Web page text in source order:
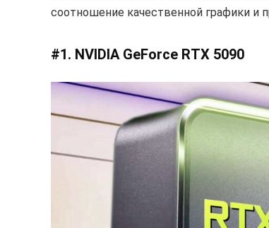
соотношение качественной графики и
#1. NVIDIA GeForce RTX 5090